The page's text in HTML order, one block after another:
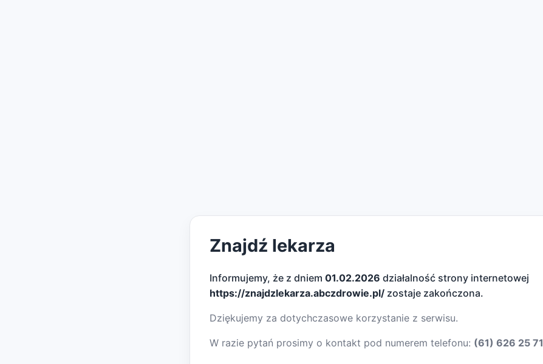
Znajdź lekarza
Informujemy, że z dniem 01.02.2026 działalność strony internetowej
https://znajdzlekarza.abczdrowie.pl/ zostaje zakończona.
Dziękujemy za dotychczasowe korzystanie z serwisu.
W razie pytań prosimy o kontakt pod numerem telefonu: (61) 626 25 71